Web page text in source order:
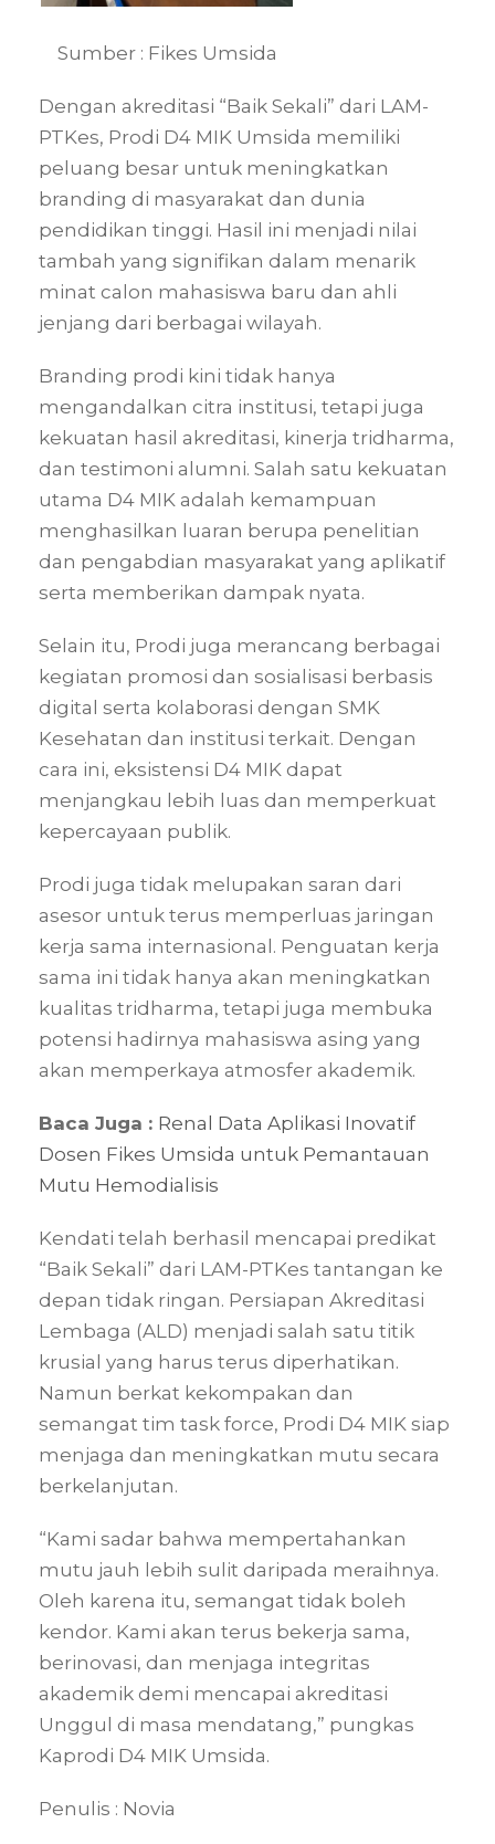
Sumber : Fikes Umsida
Dengan akreditasi “Baik Sekali” dari LAM-
PTKes, Prodi D4 MIK Umsida memiliki
peluang besar untuk meningkatkan
branding di masyarakat dan dunia
pendidikan tinggi. Hasil ini menjadi nilai
tambah yang signifikan dalam menarik
minat calon mahasiswa baru dan ahli
jenjang dari berbagai wilayah.
Branding prodi kini tidak hanya
mengandalkan citra institusi, tetapi juga
kekuatan hasil akreditasi, kinerja tridharma,
dan testimoni alumni. Salah satu kekuatan
utama D4 MIK adalah kemampuan
menghasilkan luaran berupa penelitian
dan pengabdian masyarakat yang aplikatif
serta memberikan dampak nyata.
Selain itu, Prodi juga merancang berbagai
kegiatan promosi dan sosialisasi berbasis
digital serta kolaborasi dengan SMK
Kesehatan dan institusi terkait. Dengan
cara ini, eksistensi D4 MIK dapat
menjangkau lebih luas dan memperkuat
kepercayaan publik.
Prodi juga tidak melupakan saran dari
asesor untuk terus memperluas jaringan
kerja sama internasional. Penguatan kerja
sama ini tidak hanya akan meningkatkan
kualitas tridharma, tetapi juga membuka
potensi hadirnya mahasiswa asing yang
akan memperkaya atmosfer akademik.
Baca Juga : Renal Data Aplikasi Inovatif
Dosen Fikes Umsida untuk Pemantauan
Mutu Hemodialisis
Kendati telah berhasil mencapai predikat
“Baik Sekali” dari LAM-PTKes tantangan ke
depan tidak ringan. Persiapan Akreditasi
Lembaga (ALD) menjadi salah satu titik
krusial yang harus terus diperhatikan.
Namun berkat kekompakan dan
semangat tim task force, Prodi D4 MIK siap
menjaga dan meningkatkan mutu secara
berkelanjutan.
“Kami sadar bahwa mempertahankan
mutu jauh lebih sulit daripada meraihnya.
Oleh karena itu, semangat tidak boleh
kendor. Kami akan terus bekerja sama,
berinovasi, dan menjaga integritas
akademik demi mencapai akreditasi
Unggul di masa mendatang,” pungkas
Kaprodi D4 MIK Umsida.
Penulis : Novia